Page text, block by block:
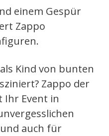
einem Gespür
Zappo
Kind von bunten
Zappo der
Ihr Event in
auch für